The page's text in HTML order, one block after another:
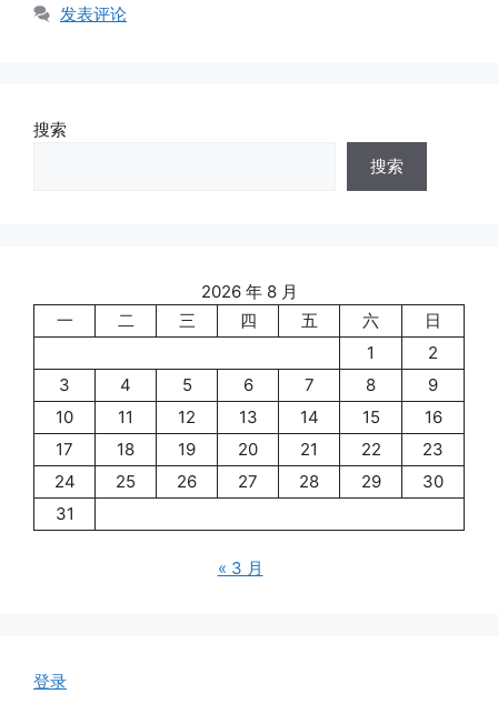
发表评论
搜索
搜索
2026 年 8 月
一
二 三 四 五 六
日
1
2
3
4 5 6 7 8
9
10
11 12 13 14 15
16
17
18 19 20 21 22
23
24
25 26 27 28 29
30
31
« 3 月
登录